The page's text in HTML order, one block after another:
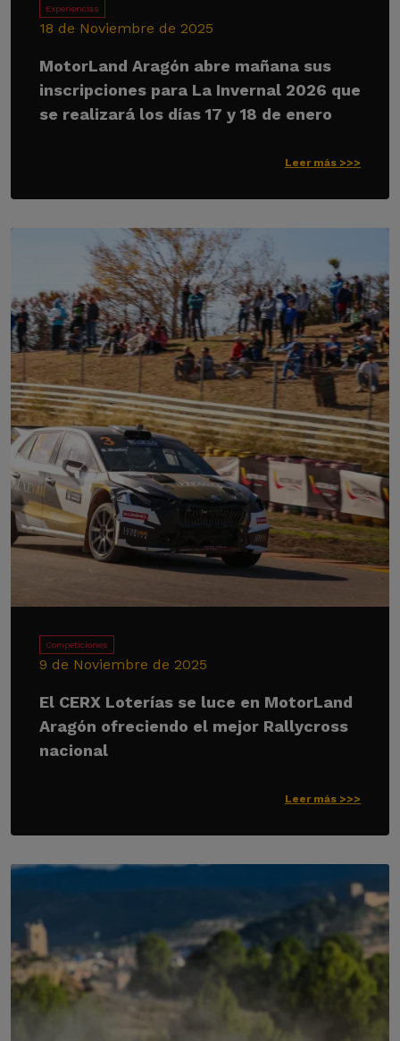
Experiencias
18 de Noviembre de 2025
MotorLand Aragón abre mañana sus
inscripciones para La Invernal 2026 que
se realizará los días 17 y 18 de enero
Leer más >>>
Competiciones
9 de Noviembre de 2025
El CERX Loterías se luce en MotorLand
Aragón ofreciendo el mejor Rallycross
nacional
Leer más >>>